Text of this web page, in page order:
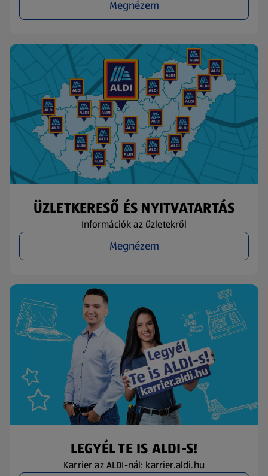
Megnézem
ÜZLETKERESŐ ÉS NYITVATARTÁS
Információk az üzletekről
Megnézem
LEGYÉL TE IS ALDI-S!
Karrier az ALDI-nál: karrier.aldi.hu